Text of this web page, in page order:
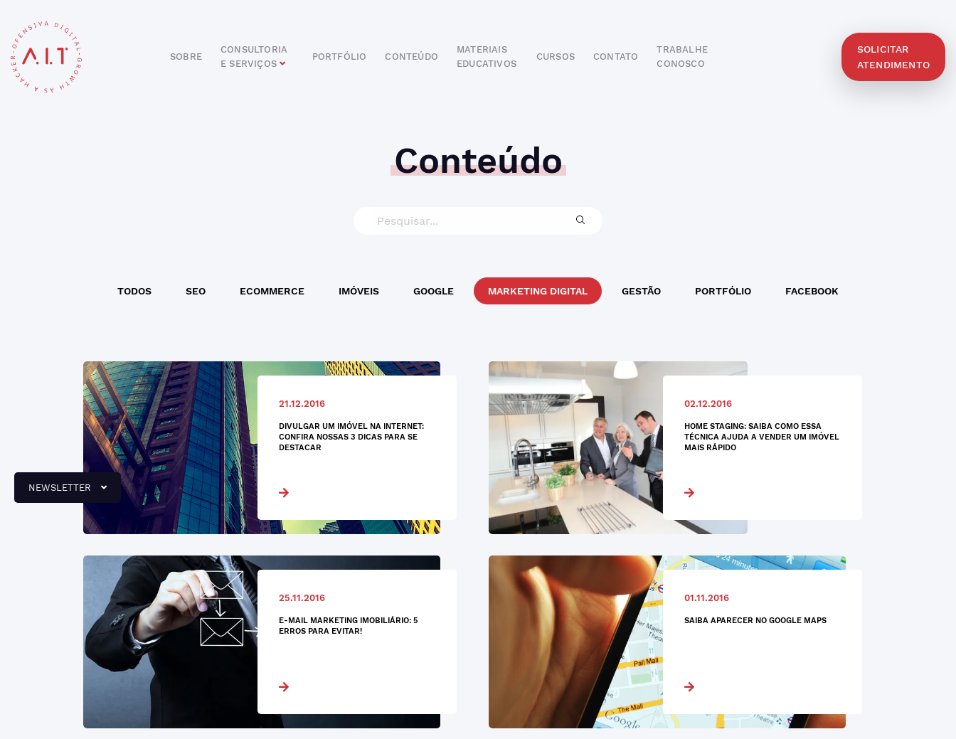
SOBRE
CONSULTORIA
E SERVIÇOS
ODONTOLÓGICO
HOTELARIA
BUSINESS INTELIGENCE
PORTFÓLIO CONTEÚDO
MATERIAIS
EDUCATIVOS
CURSOS CONTATO
TRABALHE
CONOSCO
SOLICITAR
ATENDIMENTO
NEWSLETTER
Conteúdo
TODOS SEO ECOMMERCE IMÓVEIS GOOGLE MARKETING DIGITAL GESTÃO PORTFÓLIO FACEBOOK
21.12.2016
DIVULGAR UM IMÓVEL NA INTERNET:
CONFIRA NOSSAS 3 DICAS PARA SE
DESTACAR
02.12.2016
HOME STAGING: SAIBA COMO ESSA
TÉCNICA AJUDA A VENDER UM IMÓVEL
MAIS RÁPIDO
25.11.2016
E-MAIL MARKETING IMOBILIÁRIO: 5
ERROS PARA EVITAR!
01.11.2016
SAIBA APARECER NO GOOGLE MAPS